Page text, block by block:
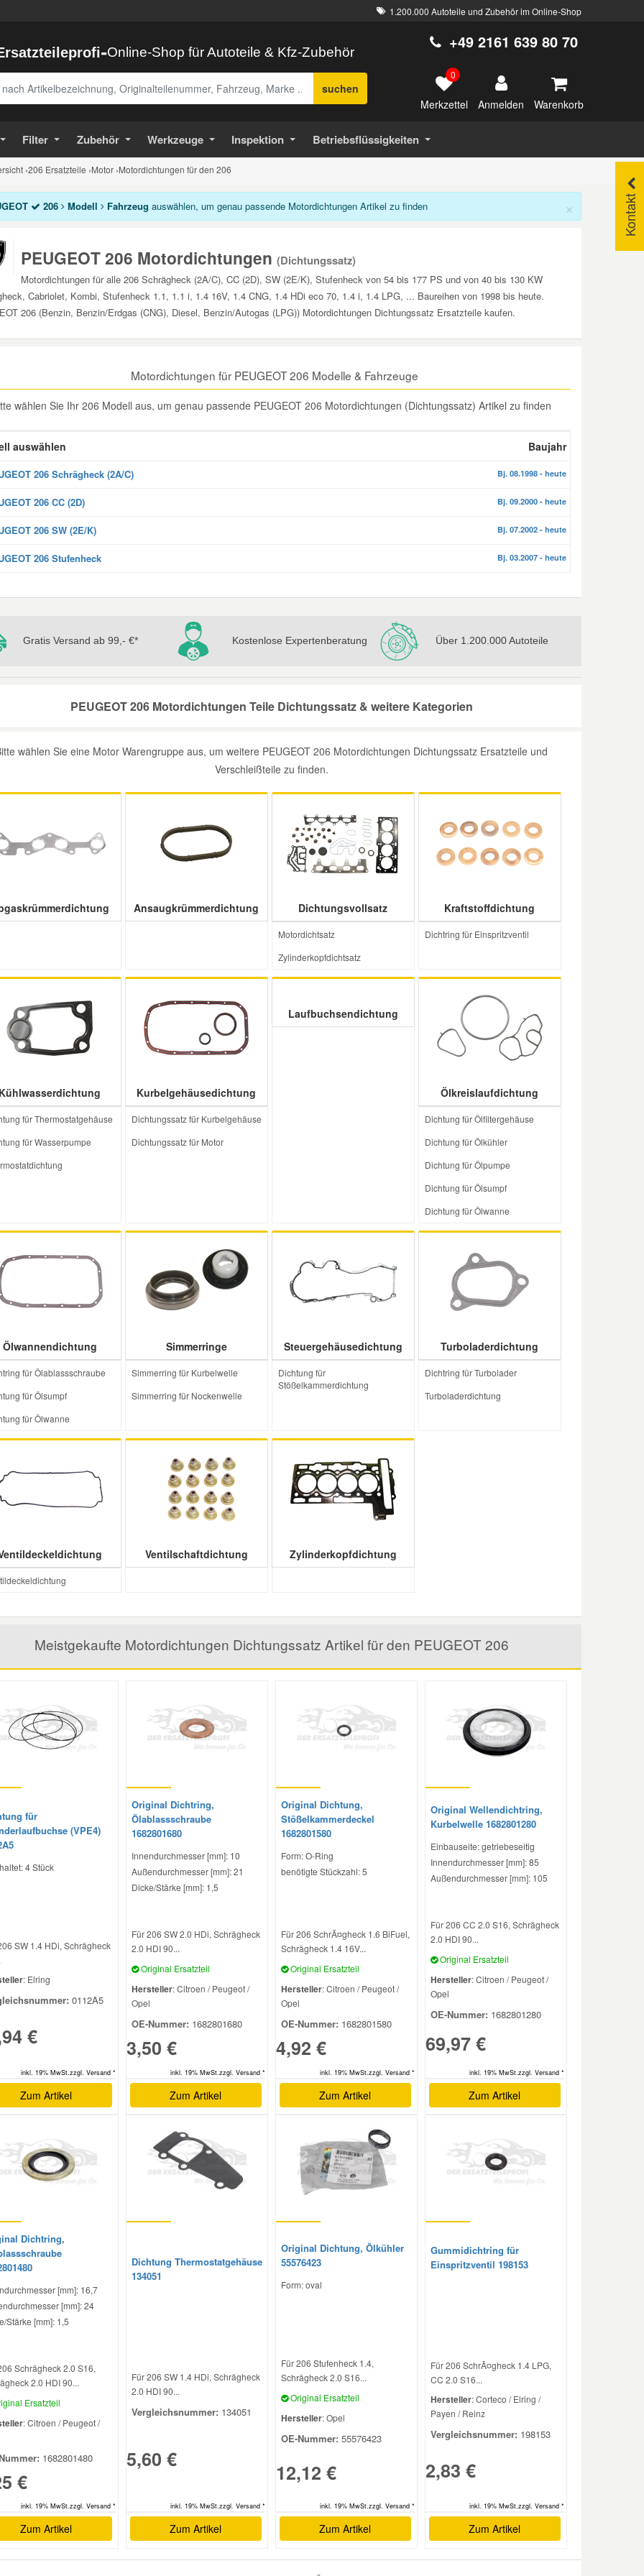
1.200.000 Autoteile und Zubehör im Online-Shop
-Online-Shop für Autoteile & Kfz-Zubehör
suchen
+49 2161 639 80 70
0
Merkzettel Anmelden Warenkorb
Filter Zubehör Werkzeuge Inspektion Betriebsflüssigkeiten
›206 Ersatzteile ›Motor ›Motordichtungen für den 206
Kontakt
×
206 Modell Fahrzeug auswählen, um genau passende Motordichtungen Artikel zu finden
PEUGEOT 206 Motordichtungen (Dichtungssatz)
Motordichtungen für alle 206 Schrägheck (2A/C), CC (2D), SW (2E/K), Stufenheck von 54 bis 177 PS und von 40 bis 130 KW
Cabriolet, Kombi, Stufenheck 1.1, 1.1 i, 1.4 16V, 1.4 CNG, 1.4 HDi eco 70, 1.4 i, 1.4 LPG, ... Baureihen von 1998 bis heute.
206 (Benzin, Benzin/Erdgas (CNG), Diesel, Benzin/Autogas (LPG)) Motordichtungen Dichtungssatz Ersatzteile kaufen.
Motordichtungen für PEUGEOT 206 Modelle & Fahrzeuge
wählen Sie Ihr 206 Modell aus, um genau passende PEUGEOT 206 Motordichtungen (Dichtungssatz) Artikel zu finden
auswählen Baujahr
206 Schrägheck (2A/C) Bj. 08.1998 - heute
206 CC (2D) Bj. 09.2000 - heute
206 SW (2E/K) Bj. 07.2002 - heute
206 Stufenheck Bj. 03.2007 - heute
Gratis Versand ab 99,- €* Kostenlose Expertenberatung Über 1.200.000 Autoteile
PEUGEOT 206 Motordichtungen Teile Dichtungssatz & weitere Kategorien
wählen Sie eine Motor Warengruppe aus, um weitere PEUGEOT 206 Motordichtungen Dichtungssatz Ersatzteile und
Verschleißteile zu finden.
Ansaugkrümmerdichtung Dichtungsvollsatz
Motordichtsatz
Zylinderkopfdichtsatz
Kraftstoffdichtung
Dichtring für Einspritzventil
Kühlwasserdichtung
für Thermostatgehäuse
für Wasserpumpe
Kurbelgehäusedichtung
Dichtungssatz für Kurbelgehäuse
Dichtungssatz für Motor
Laufbuchsendichtung
Ölkreislaufdichtung
Dichtung für Ölfiltergehäuse
Dichtung für Ölkühler
Dichtung für Ölpumpe
Dichtung für Ölsumpf
Dichtung für Ölwanne
Ölwannendichtung
für Ölablassschraube
für Ölsumpf
für Ölwanne
Simmerringe
Simmerring für Kurbelwelle
Simmerring für Nockenwelle
Steuergehäusedichtung
Dichtung für
Stößelkammerdichtung
Turboladerdichtung
Dichtring für Turbolader
Turboladerdichtung
Ventilschaftdichtung Zylinderkopfdichtung
Meistgekaufte Motordichtungen Dichtungssatz Artikel für den PEUGEOT 206
für
(VPE4)
4 Stück
SW 1.4 HDi, Schrägheck
: Elring
0112A5
€
inkl. 19% MwSt.zzgl. Versand *
Zum Artikel
Original Dichtring,
Ölablassschraube
1682801680
Innendurchmesser [mm]: 10
Außendurchmesser [mm]: 21
Dicke/Stärke [mm]: 1,5
Für 206 SW 2.0 HDi, Schrägheck
2.0 HDI 90...
Original Ersatzteil
Hersteller: Citroen / Peugeot /
Opel
OE-Nummer: 1682801680
3,50 €
inkl. 19% MwSt.zzgl. Versand *
Zum Artikel
Original Dichtung,
Stößelkammerdeckel
1682801580
Form: O-Ring
benötigte Stückzahl: 5
Für 206 SchrÃ¤gheck 1.6 BiFuel,
Schrägheck 1.4 16V...
Original Ersatzteil
Hersteller: Citroen / Peugeot /
Opel
OE-Nummer: 1682801580
4,92 €
inkl. 19% MwSt.zzgl. Versand *
Zum Artikel
Original Wellendichtring,
Kurbelwelle 1682801280
Einbauseite: getriebeseitig
Innendurchmesser [mm]: 85
Außendurchmesser [mm]: 105
Für 206 CC 2.0 S16, Schrägheck
2.0 HDI 90...
Original Ersatzteil
Hersteller: Citroen / Peugeot /
Opel
OE-Nummer: 1682801280
69,97 €
inkl. 19% MwSt.zzgl. Versand *
Zum Artikel
Dichtring,
[mm]: 16,7
[mm]: 24
Stärke [mm]: 1,5
Schrägheck 2.0 S16,
2.0 HDI 90...
Ersatzteil
: Citroen / Peugeot /
1682801480
€
inkl. 19% MwSt.zzgl. Versand *
Zum Artikel
Dichtung Thermostatgehäuse
134051
Für 206 SW 1.4 HDi, Schrägheck
2.0 HDI 90...
Vergleichsnummer: 134051
5,60 €
inkl. 19% MwSt.zzgl. Versand *
Zum Artikel
Original Dichtung, Ölkühler
55576423
Form: oval
Für 206 Stufenheck 1.4,
Schrägheck 2.0 S16...
Original Ersatzteil
Hersteller: Opel
OE-Nummer: 55576423
12,12 €
inkl. 19% MwSt.zzgl. Versand *
Zum Artikel
Gummidichtring für
Einspritzventil 198153
Für 206 SchrÃ¤gheck 1.4 LPG,
CC 2.0 S16...
Hersteller: Corteco / Elring /
Payen / Reinz
Vergleichsnummer: 198153
2,83 €
inkl. 19% MwSt.zzgl. Versand *
Zum Artikel